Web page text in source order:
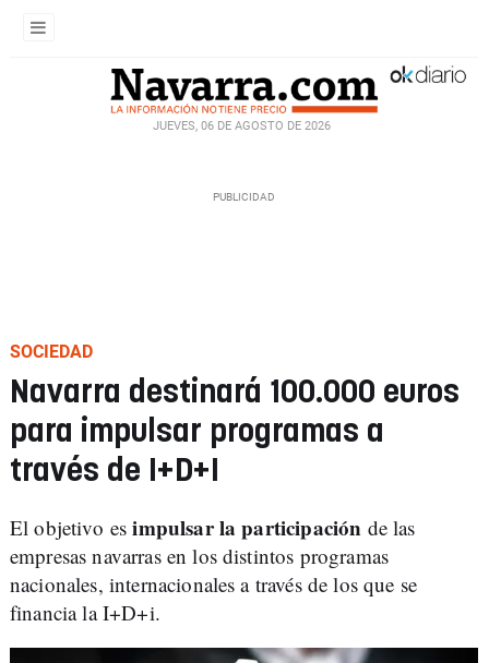
JUEVES, 06 DE AGOSTO DE 2026
SOCIEDAD
Navarra destinará 100.000 euros
para impulsar programas a
través de I+D+I
El objetivo es impulsar la participación de las
empresas navarras en los distintos programas
nacionales, internacionales a través de los que se
financia la I+D+i.